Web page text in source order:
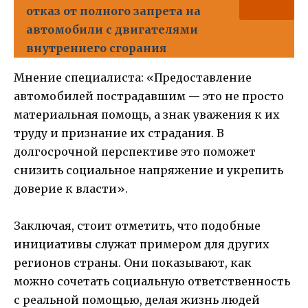
отказ от полного запрета на
автомобили с двигателями
внутреннего сгорания
Мнение специалиста: «Предоставление
автомобилей пострадавшим — это не просто
материальная помощь, а знак уважения к их
труду и признание их страдания. В
долгосрочной перспективе это поможет
снизить социальное напряжение и укрепить
доверие к власти».
Заключая, стоит отметить, что подобные
инициативы служат примером для других
регионов страны. Они показывают, как
можно сочетать социальную ответственность
с реальной помощью, делая жизнь людей